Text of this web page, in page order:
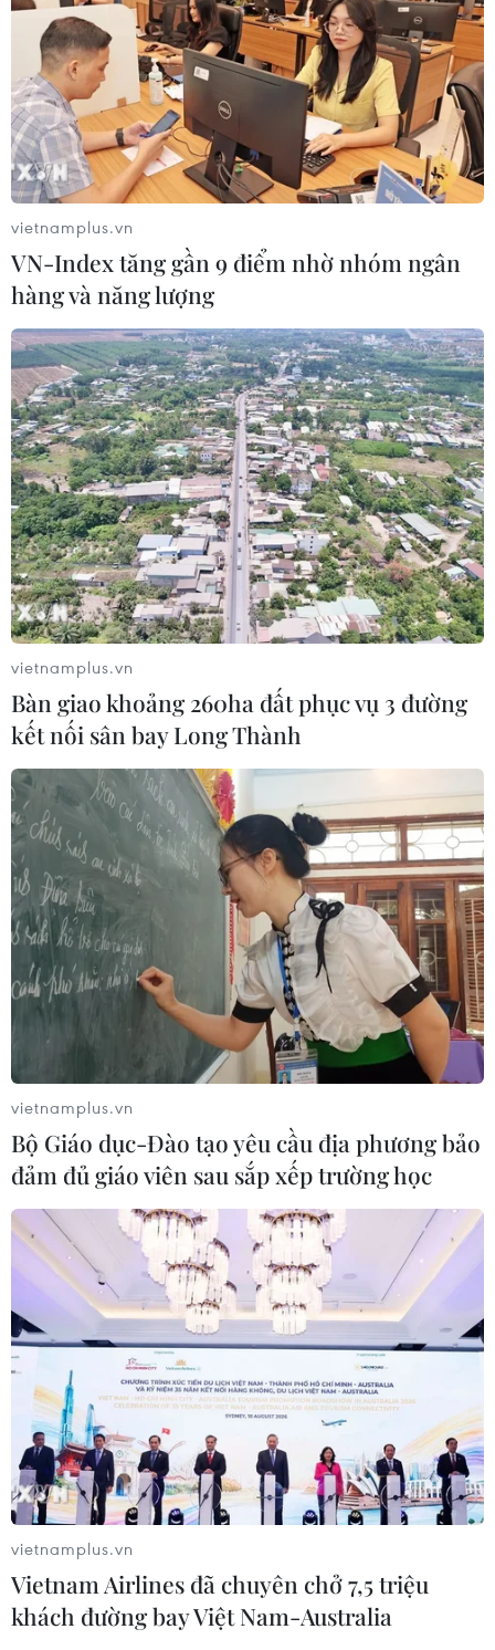
TIN CÙNG CHUYÊN MỤC
Triệt phá đường dây đánh bạc, rửa
tiền xuyên quốc gia, giao dịch hơn
vietnamplus.vn
VN-Index tăng gần 9 điểm nhờ nhóm ngân
hàng và năng lượng
vietnamplus.vn
Bàn giao khoảng 260ha đất phục vụ 3 đường
kết nối sân bay Long Thành
vietnamplus.vn
Bộ Giáo dục-Đào tạo yêu cầu địa phương bảo
đảm đủ giáo viên sau sắp xếp trường học
vietnamplus.vn
Vietnam Airlines đã chuyên chở 7,5 triệu
khách đường bay Việt Nam-Australia